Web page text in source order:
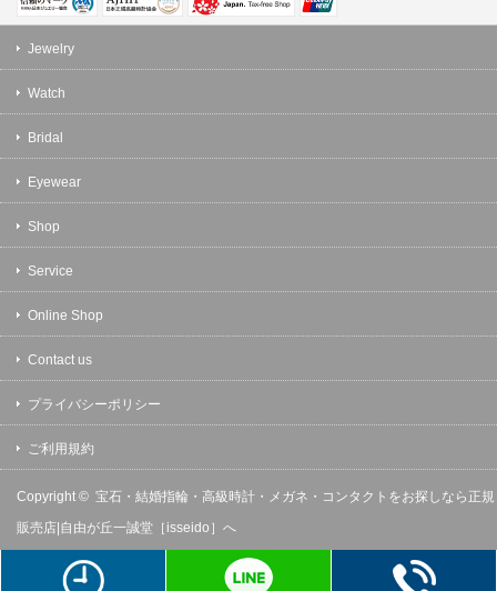
Jewelry
Watch
Bridal
Eyewear
Shop
Service
Online Shop
Contact us
プライバシーポリシー
ご利用規約
Copyright © 宝石・結婚指輪・高級時計・メガネ・コンタクトをお探しなら正規
販売店|自由が丘一誠堂［isseido］へ